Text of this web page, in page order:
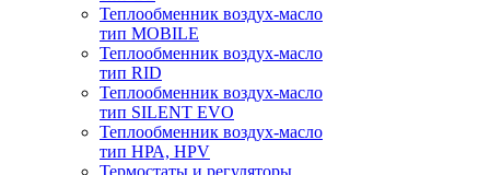
Теплообменник воздух-масло
тип MOBILE
Теплообменник воздух-масло
тип RID
Теплообменник воздух-масло
тип SILENT EVO
Теплообменник воздух-масло
тип НРА, HPV
Термостаты и регуляторы